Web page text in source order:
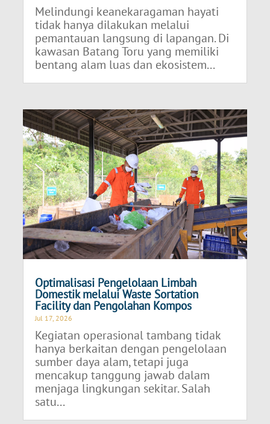
Melindungi keanekaragaman hayati
tidak hanya dilakukan melalui
pemantauan langsung di lapangan. Di
kawasan Batang Toru yang memiliki
bentang alam luas dan ekosistem...
Optimalisasi Pengelolaan Limbah
Domestik melalui Waste Sortation
Facility dan Pengolahan Kompos
Jul 17, 2026
Kegiatan operasional tambang tidak
hanya berkaitan dengan pengelolaan
sumber daya alam, tetapi juga
mencakup tanggung jawab dalam
menjaga lingkungan sekitar. Salah
satu...